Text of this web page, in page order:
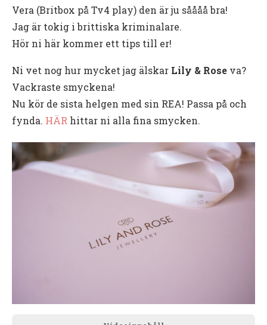
Vera (Britbox på Tv4 play) den är ju såååå bra!
Jag är tokig i brittiska kriminalare.
Hör ni här kommer ett tips till er!
Ni vet nog hur mycket jag älskar Lily & Rose va?
Vackraste smyckena!
Nu kör de sista helgen med sin REA! Passa på och
fynda. HÄR hittar ni alla fina smycken.